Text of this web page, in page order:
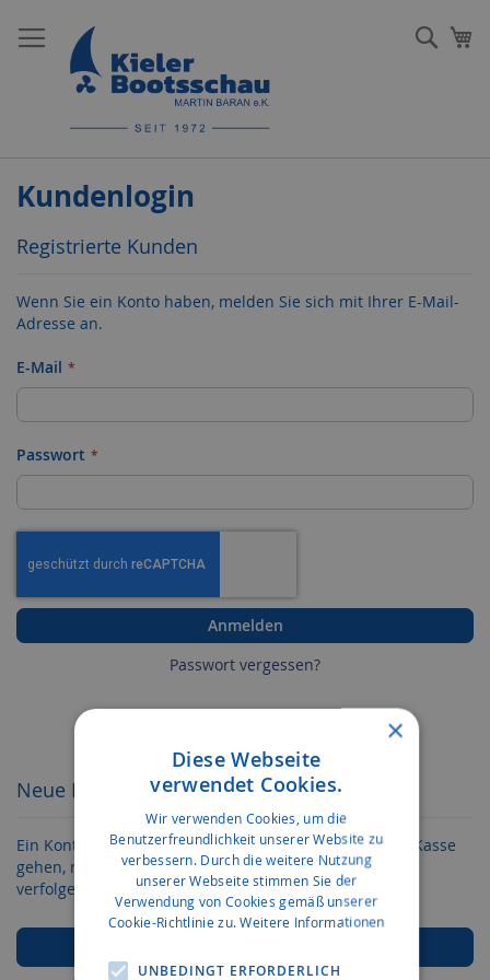
zum
Inhalt
Kundenlogin
Registrierte Kunden
Wenn Sie ein Konto haben, melden Sie sich mit Ihrer E-Mail-
Adresse an.
E-Mail
Passwort
Anmelden
Passwort vergessen?
Neue Kunden
Ein Konto zu erstellen hat viele Vorteile: schneller zur Kasse
gehen, mehr als eine Adresse speichern, Bestellungen
verfolgen und mehr.
×
Diese Webseite
verwendet Cookies.
Wir verwenden Cookies, um die
Benutzerfreundlichkeit unserer Website zu
verbessern. Durch die weitere Nutzung
unserer Webseite stimmen Sie der
Verwendung von Cookies gemäß unserer
Cookie-Richtlinie zu.Weitere Informationen
UNBEDINGT ERFORDERLICH